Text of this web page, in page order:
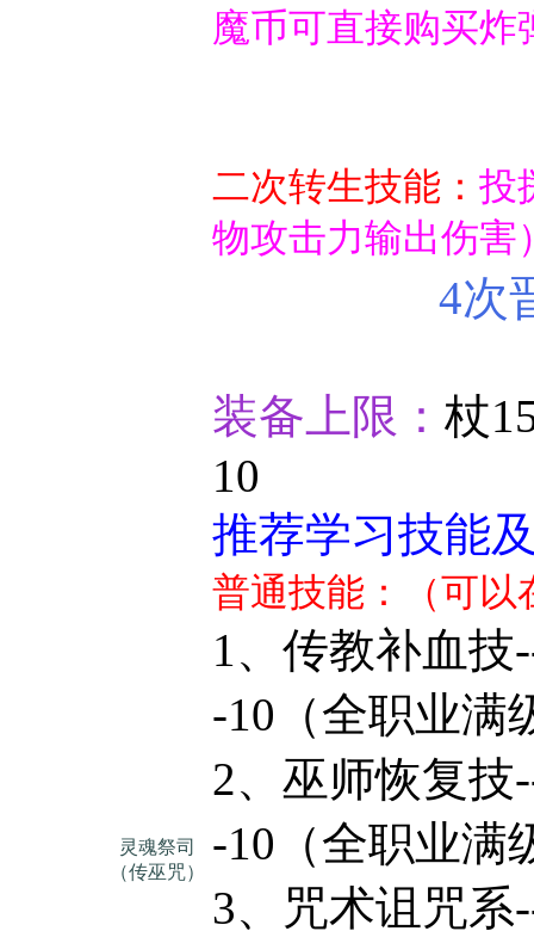
魔币可直接购买炸
二次转生技能： 投
物攻击力输出伤害
灵魂祭司
（传巫咒）
4次
装备上限： 杖
10
推荐学习技能
普通技能：（可以
1、传教
-10 （全职业满
2、巫师
-10 （全职业满
3、咒术